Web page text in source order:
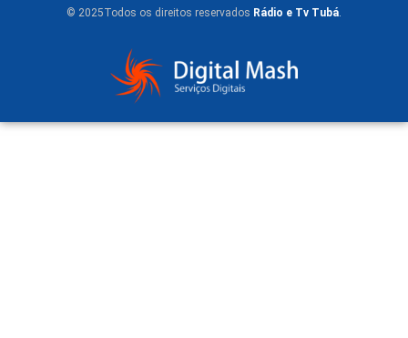
© 2025Todos os direitos reservados Rádio e Tv Tubá.